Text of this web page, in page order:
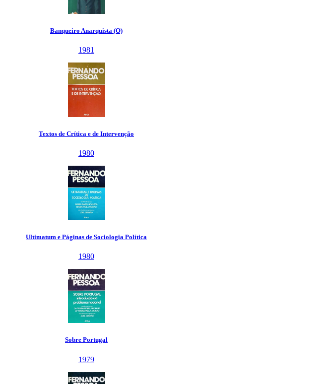
Banqueiro Anarquista (O)
1981
Textos de Crítica e de Intervenção
1980
Ultimatum e Páginas de Sociologia Política
1980
Sobre Portugal
1979